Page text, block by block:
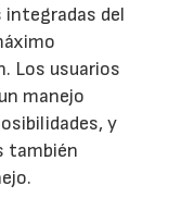
del
Los usuarios
manejo
y
también